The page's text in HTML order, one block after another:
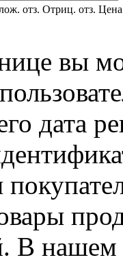
отз. Отриц. отз. Цена
вы
дата
В нашем